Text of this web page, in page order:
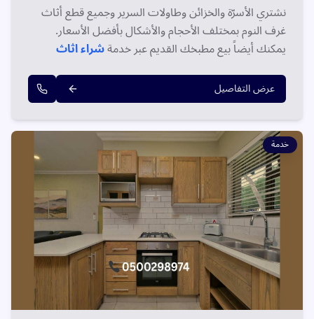
نشتري الأسرّة والخزائن وطاولات السرير وجميع قطع أثاث
غرف النوم بمختلف الأحجام والأشكال بأفضل الأسعار.
يمكنك أيضاً بيع مطبخك القديم عبر خدمةشراء اثاث
عرض التفاصيل
خدمة